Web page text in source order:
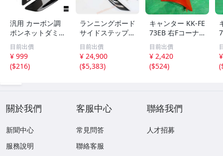
汎用 カーボン調
ボンネットダミー
ダクト エンジン
フード飾り 外装
ドレスアップ ボ
ディステッカー
目前出價
¥ 999
($216)
ランニングボード
サイドステップ
アルミバー カス
タム トヨタRAV4
用2019 2020 202
1 2022
目前出價
¥ 24,900
($5,383)
キャンター KK-FE
73EB 右Fコーナ
ーパネル 標準高
床DX 3T 24V 4
M51 MK997198
目前出價
¥ 2,420
($524)
(
關於我們
新聞中心
服務說明
客服中心
常見問答
聯絡客服
聯絡我們
人才招募